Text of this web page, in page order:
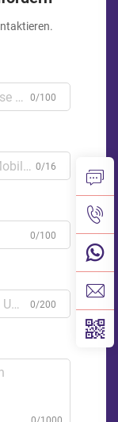
0/100
0/16
0/100
0/200